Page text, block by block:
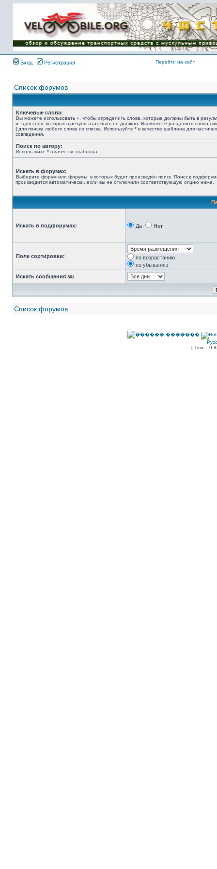
Имя пользователя:
Пароль:
{ LOG_ME_IN_SHORT
}
Вход
Регистрация Перейти на сайт
Список форумов
Ключевые слова:
Вы можете использовать + , чтобы определить слова, которые должны быть в
и - для слов, которых в результатах быть не должно. Вы можете разделить слова
| для поиска любого слова из списка. Используйте * в качестве шаблона для
совпадения.
Поиск по автору:
Используйте * в качестве шаблона.
Искать в форумах:
Выберите форум или форумы, в которых будет произведён поиск. Поиск в
производится автоматически, если вы не отключили соответствующую опцию ниже.
Искать в подфорумах: Да Нет
Поле сортировки:
по возрастанию
по убыванию
Искать сообщения за:
Список форумов
[ Time :